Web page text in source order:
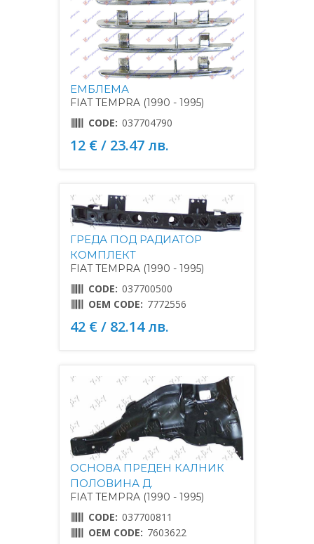
ЕМБЛЕМА
FIAT TEMPRA (1990 - 1995)
CODE: 037704790
12 € / 23.47 лв.
ГРЕДА ПОД РАДИАТОР
КОМПЛЕКТ
FIAT TEMPRA (1990 - 1995)
CODE: 037700500
OEM CODE: 7772556
42 € / 82.14 лв.
ОСНОВА ПРЕДЕН КАЛНИК
ПОЛОВИНА Д.
FIAT TEMPRA (1990 - 1995)
CODE: 037700811
OEM CODE: 7603622